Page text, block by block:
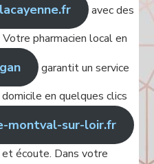
avec des
pharmacien local en
garantit un service
en quelques clics
montval-sur-loir.fr
écoute. Dans votre